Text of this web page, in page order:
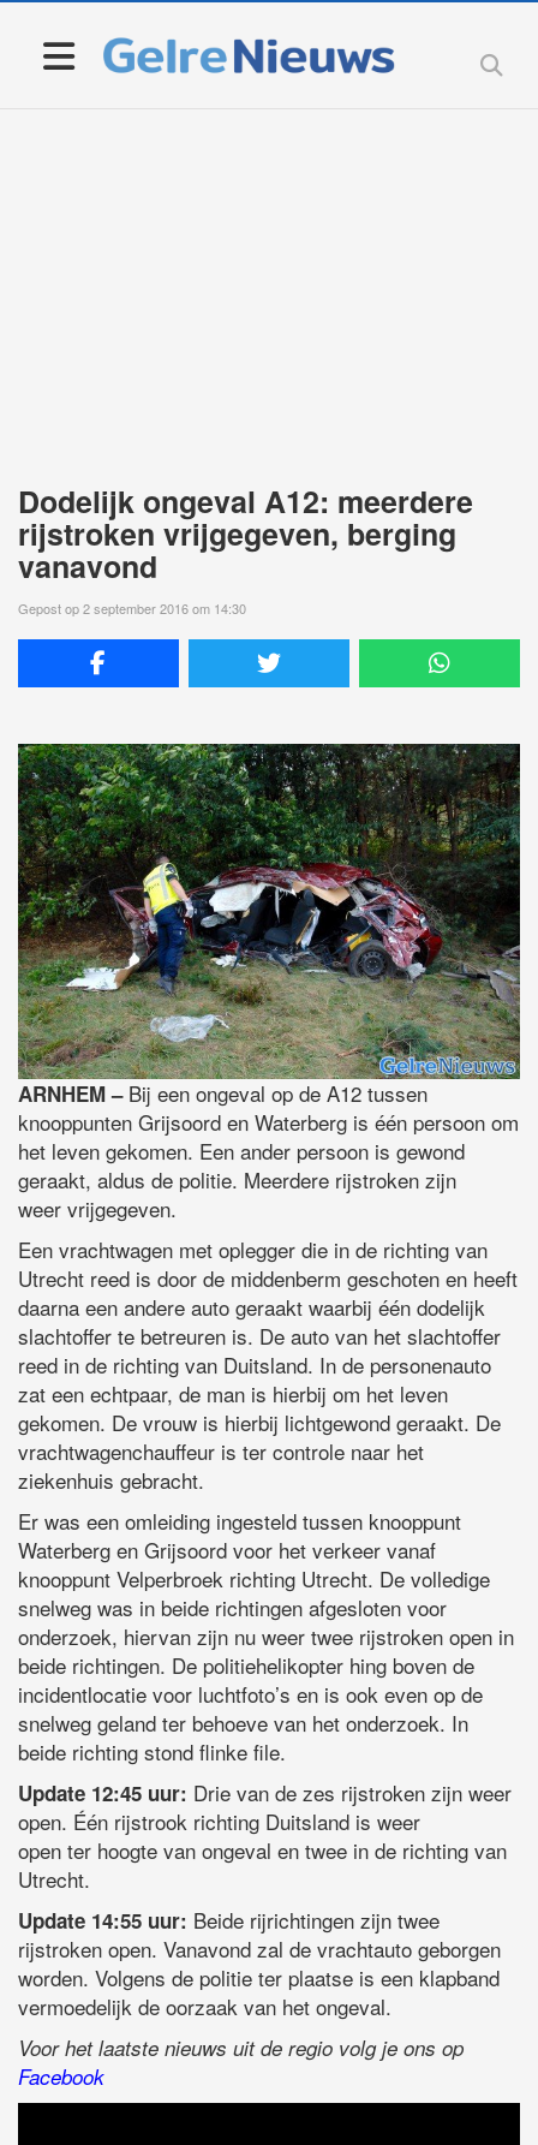
Dodelijk ongeval A12: meerdere
rijstroken vrijgegeven, berging
vanavond
Gepost op 2 september 2016 om 14:30
ARNHEM –Bij een ongeval op de A12 tussen
knooppunten Grijsoord en Waterberg is één persoon om
het leven gekomen. Een ander persoon is gewond
geraakt, aldus de politie. Meerdere rijstroken zijn
weer vrijgegeven.
Een vrachtwagen met oplegger die in de richting van
Utrecht reed is door de middenberm geschoten en heeft
daarna een andere auto geraakt waarbij één dodelijk
slachtoffer te betreuren is. De auto van het slachtoffer
reed in de richting van Duitsland. In de personenauto
zat een echtpaar, de man is hierbij om het leven
gekomen. De vrouw is hierbij lichtgewond geraakt. De
vrachtwagenchauffeur is ter controle naar het
ziekenhuis gebracht.
Er was een omleiding ingesteld tussen knooppunt
Waterberg en Grijsoord voor het verkeer vanaf
knooppunt Velperbroek richting Utrecht. De volledige
snelweg was in beide richtingen afgesloten voor
onderzoek, hiervan zijn nu weer twee rijstroken open in
beide richtingen. De politiehelikopter hing boven de
incidentlocatie voor luchtfoto’s en is ook even op de
snelweg geland ter behoeve van het onderzoek. In
beide richting stond flinke file.
Update 12:45 uur: Drie van de zes rijstroken zijn weer
open. Één rijstrook richting Duitsland is weer
open ter hoogte van ongeval en twee in de richting van
Utrecht.
Update 14:55 uur: Beide rijrichtingen zijn twee
rijstroken open. Vanavond zal de vrachtauto geborgen
worden. Volgens de politie ter plaatse is een klapband
vermoedelijk de oorzaak van het ongeval.
Voor het laatste nieuws uit de regio volg je ons op
Facebook